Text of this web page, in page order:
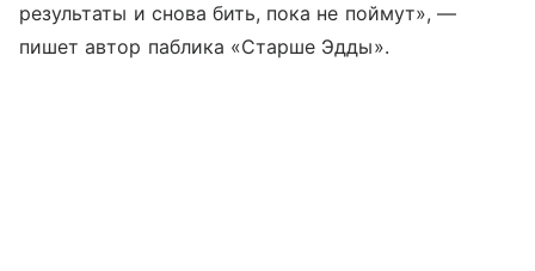
результаты и снова бить, пока не поймут», —
пишет автор паблика «Старше Эдды».